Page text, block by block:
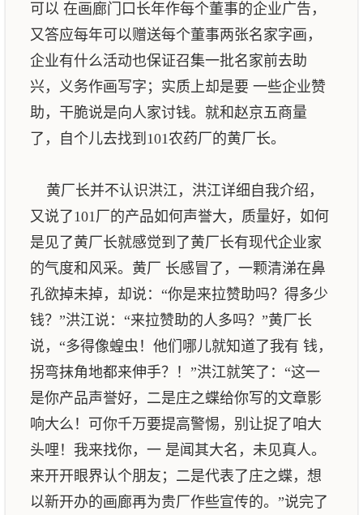
可以 在画廊门口长年作每个董事的企业广告，
又答应每年可以赠送每个董事两张名家字画，
企业有什么活动也保证召集一批名家前去助
兴，义务作画写字；实质上却是要 一些企业赞
助，干脆说是向人家讨钱。就和赵京五商量
了，自个儿去找到101农药厂的黄厂长。
黄厂长并不认识洪江，洪江详细自我介绍，
又说了101厂的产品如何声誉大，质量好，如何
是见了黄厂长就感觉到了黄厂长有现代企业家
的气度和风采。黄厂 长感冒了，一颗清涕在鼻
孔欲掉未掉，却说：“你是来拉赞助吗？得多少
钱？”洪江说：“来拉赞助的人多吗？”黄厂长
说，“多得像蝗虫！他们哪儿就知道了我有 钱，
拐弯抹角地都来伸手？！”洪江就笑了：“这一
是你产品声誉好，二是庄之蝶给你写的文章影
响大么！可你千万要提高警惕，别让捉了咱大
头哩！我来找你，一 是闻其大名，未见真人。
来开开眼界认个朋友；二是代表了庄之蝶，想
以新开办的画廊再为贵厂作些宣传的。”说完了